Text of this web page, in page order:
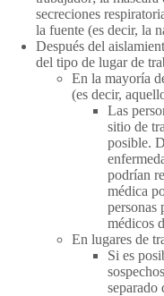
secreciones
la fuente (es decir, la
Después del
del tipo de lugar de
En la mayoría
(es decir,
Las
sitio de
posible.
podrían
médica
personas
médicos
En lugares de
Si es
separado